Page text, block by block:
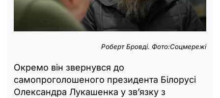
Роберт Бровді. Фото:Соцмережі
Окремо він звернувся до
самопроголошеного президента Білорусі
Олександра Лукашенка у зв’язку з